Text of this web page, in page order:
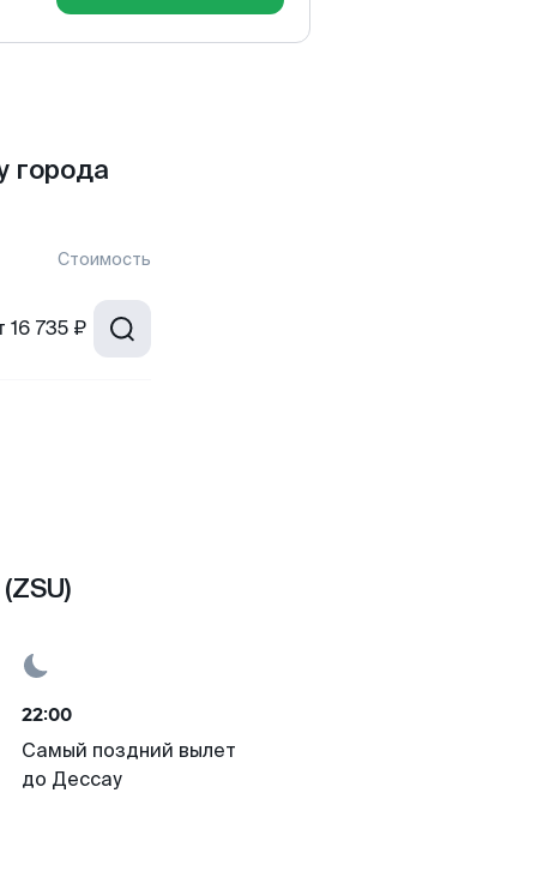
города
Стоимость
16 735 ₽
22:00
Самый поздний вылет
до Дессау